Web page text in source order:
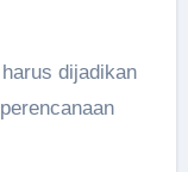
dijadikan